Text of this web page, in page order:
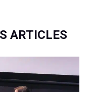
ARTICLES